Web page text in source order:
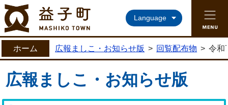
益子町ホームページ
Language
ホーム 広報ましこ・お知らせ版 > 回覧配布物 > 令和
広報ましこ・お知らせ版